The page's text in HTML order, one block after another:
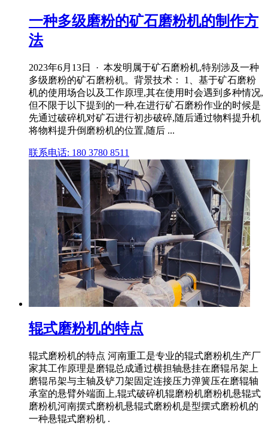
一种多级磨粉的矿石磨粉机的制作方
法
2023年6月13日 · 本发明属于矿石磨粉机,特别涉及一种
多级磨粉的矿石磨粉机。背景技术： 1、基于矿石磨粉
机的使用场合以及工作原理,其在使用时会遇到多种情况,
但不限于以下提到的一种,在进行矿石磨粉作业的时候是
先通过破碎机对矿石进行初步破碎,随后通过物料提升机
将物料提升倒磨粉机的位置,随后 ...
联系电话: 180 3780 8511
辊式磨粉机的特点
辊式磨粉机的特点 河南重工是专业的辊式磨粉机生产厂
家其工作原理是磨辊总成通过横担轴悬挂在磨辊吊架上
磨辊吊架与主轴及铲刀架固定连接压力弹簧压在磨辊轴
承室的悬臂外端面上,辊式破碎机辊磨粉机磨粉机悬辊式
磨粉机河南摆式磨粉机悬辊式磨粉机是型摆式磨粉机的
一种悬辊式磨粉机 .